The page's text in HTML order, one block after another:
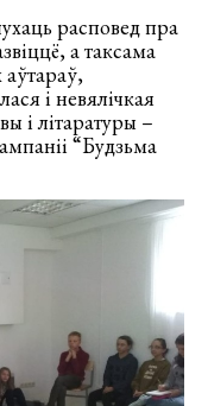
расповед пра
а таксама
аўтараў,
і невялічкая
і літаратуры –
“Будзьма